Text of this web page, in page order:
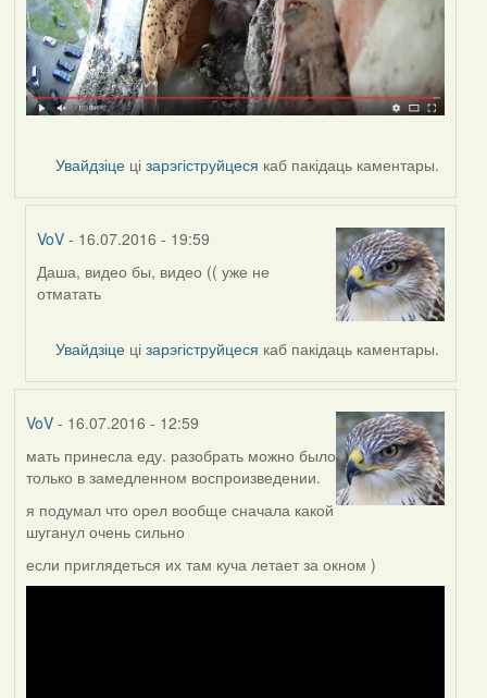
Увайдзіце цізарэгіструйцеся каб пакідаць каментары.
VoV - 16.07.2016 - 19:59
In
reply
Даша, видео бы, видео (( уже не
отматать
Увайдзіце цізарэгіструйцеся каб пакідаць каментары.
VoV- 16.07.2016 - 12:59
мать принесла еду. разобрать можно было
только в замедленном воспроизведении.
я подумал что орел вообще сначала какой
шуганул очень сильно
если приглядеться их там куча летает за окном )